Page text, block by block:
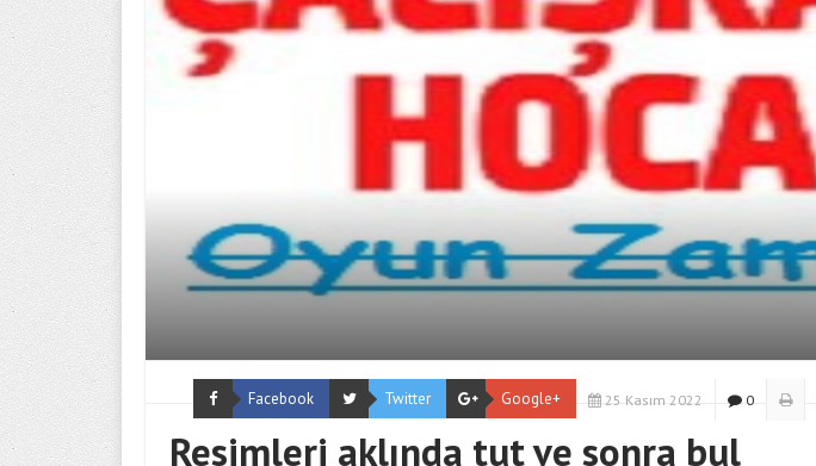
Facebook Twitter Google+ 25 Kasım 2022 0
Resimleri aklında tut ve sonra bul